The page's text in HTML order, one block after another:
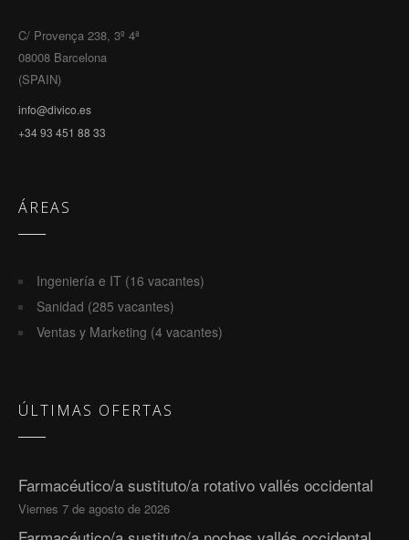
C/ Provença 238, 3º 4ª
08008 Barcelona
(SPAIN)
info@divico.es
+34 93 451 88 33
ÁREAS
Ingeniería e IT (16 vacantes)
Sanidad (285 vacantes)
Ventas y Marketing (4 vacantes)
ÚLTIMAS OFERTAS
Farmacéutico/a sustituto/a rotativo vallés occidental
Viernes 7 de agosto de 2026